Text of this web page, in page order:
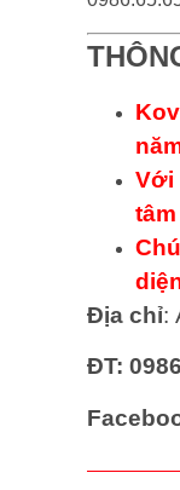
Với
Địa chỉ:
ĐT: